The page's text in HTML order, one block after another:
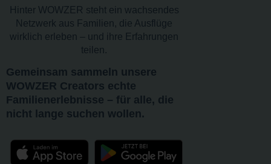
Hinter WOWZER steht ein wachsendes
Netzwerk aus Familien, die Ausflüge
wirklich erleben – und ihre Erfahrungen
teilen.
Gemeinsam sammeln unsere
WOWZER Creators echte
Familienerlebnisse – für alle, die
nicht lange suchen wollen.